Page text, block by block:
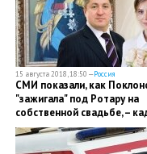
15 августа 2018, 18:50 —Россия
СМИ показали, как
"зажигала" под Ротару на
собственной свадьбе, –